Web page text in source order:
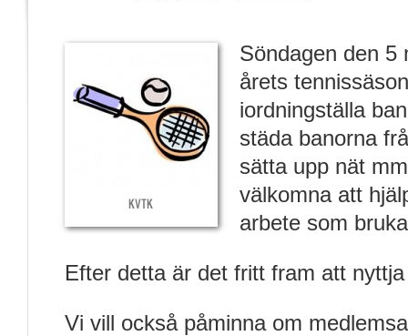
KVTK
Söndagen den 5
årets
iordningställa
städa banorna
sätta upp nät
välkomna att
arbete som
Efter detta är det fritt fram att
Vi vill också påminna om